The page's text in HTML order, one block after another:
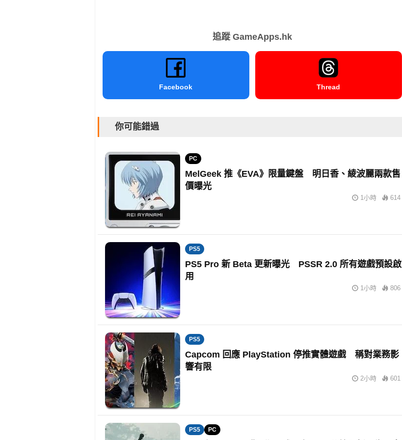
追蹤 GameApps.hk
Facebook Thread
你可能錯過
PC
MelGeek 推《EVA》限量鍵盤 明日香、綾波麗兩款售
價曝光
1小時 614
PS5
PS5 Pro 新 Beta 更新曝光 PSSR 2.0 所有遊戲預設啟
用
1小時 806
PS5
Capcom 回應 PlayStation 停推實體遊戲 稱對業務影
響有限
2小時 601
PS5 PC